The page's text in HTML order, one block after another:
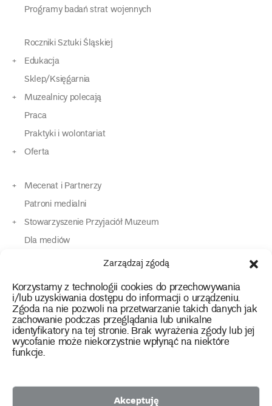
Zarządzaj zgodą
Korzystamy z technologii cookies do przechowywania
i/lub uzyskiwania dostępu do informacji o urządzeniu.
Zgoda na nie pozwoli na przetwarzanie takich danych jak
zachowanie podczas przeglądania lub unikalne
identyfikatory na tej stronie. Brak wyrażenia zgody lub jej
wycofanie może niekorzystnie wpłynąć na niektóre
funkcje.
Akceptuję
Programy badań strat wojennych
Roczniki Sztuki Śląskiej
Edukacja
Sklep/Księgarnia
Muzealnicy polecają
Praca
Praktyki i wolontariat
Oferta
Mecenat i Partnerzy
Patroni medialni
Stowarzyszenie Przyjaciół Muzeum
Dla mediów
Dla osób o specjalnych potrzebach
Kontakt
instagram
twitterfacebookyoutube
tiktok
Polityka prywatności